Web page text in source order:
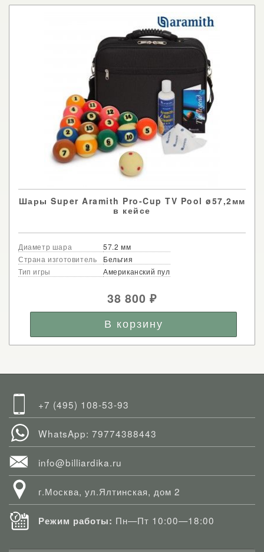
Шары Super Aramith Pro-Cup TV Pool ø57,2мм
в кейсе
Диаметр шара
57.2 мм
Страна изготовитель
Бельгия
Тип игры
Американский пул
38 800₽
+7 (495) 108-53-93
WhatsApp: 79774388443
info@billiardika.ru
г.Москва, ул.Ялтинская, дом 2
Режим работы: Пн—Пт 10:00—18:00